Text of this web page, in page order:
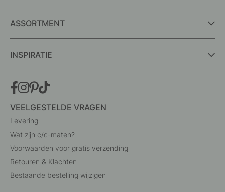
ASSORTMENT
INSPIRATIE
VEELGESTELDE VRAGEN
Levering
Wat zijn c/c-maten?
Voorwaarden voor gratis verzending
Retouren & Klachten
Bestaande bestelling wijzigen